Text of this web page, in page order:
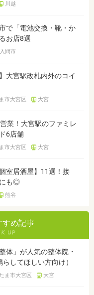
川越
で「電池交換・靴・か
お店8選
入間市
大宮駅改札内外のコイ
市大宮区 大宮
業！大宮駅のファミレ
6店舗
市大宮区 大宮
室居酒屋】11選！接
も◎
熊谷
すめ記事
体」が人気の整体院・
してほしい方向け）
ま市大宮区 大宮